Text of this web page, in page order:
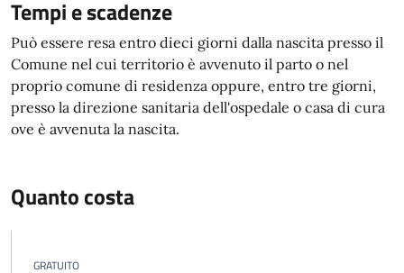
Tempi e scadenze
Può essere resa entro dieci giorni dalla nascita presso il
Comune nel cui territorio è avvenuto il parto o nel
proprio comune di residenza oppure, entro tre giorni,
presso la direzione sanitaria dell'ospedale o casa di cura
ove è avvenuta la nascita.
Quanto costa
GRATUITO